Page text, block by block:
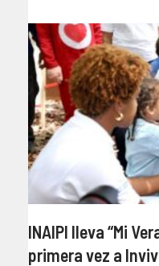
INAIPI lleva “Mi
primera vez a